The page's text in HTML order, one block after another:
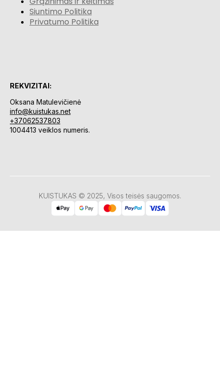
Siuntimo Politika
Privatumo Politika
REKVIZITAI:
Oksana Matulevičienė
info@kuistukas.net
+37062537803
1004413 veiklos numeris.
KUISTUKAS © 2025, Visos teisės saugomos.